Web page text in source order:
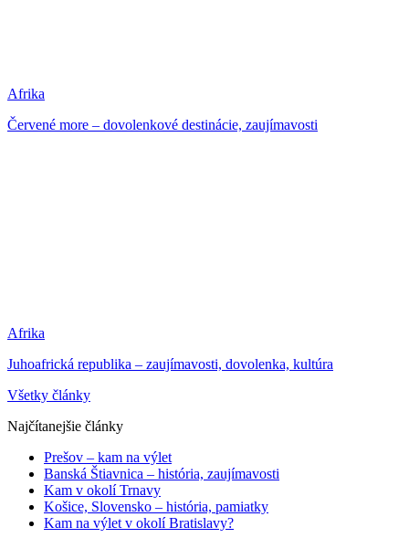
Afrika
Červené more – dovolenkové destinácie, zaujímavosti
Afrika
Juhoafrická republika – zaujímavosti, dovolenka, kultúra
Všetky články
Najčítanejšie články
Prešov – kam na výlet
Banská Štiavnica – história, zaujímavosti
Kam v okolí Trnavy
Košice, Slovensko – história, pamiatky
Kam na výlet v okolí Bratislavy?